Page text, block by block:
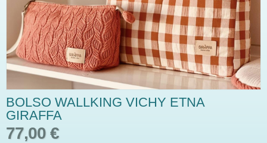
BOLSO WALLKING VICHY ETNA
GIRAFFA
77,00 €